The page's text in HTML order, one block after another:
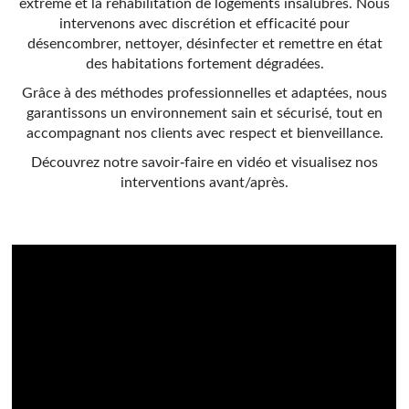
intervenons avec discrétion et efficacité pour
désencombrer, nettoyer, désinfecter et remettre en état
des habitations fortement dégradées.
Grâce à des méthodes professionnelles et adaptées, nous
garantissons un environnement sain et sécurisé, tout en
accompagnant nos clients avec respect et bienveillance.
Découvrez notre savoir-faire en vidéo et visualisez nos
interventions avant/après.